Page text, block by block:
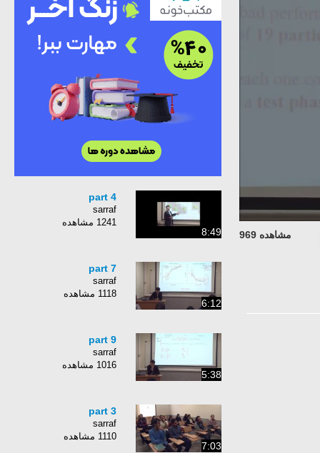
مشاهده 969 8:49
part 4
sarraf
1241 مشاهده
6:12
part 7
sarraf
1118 مشاهده
5:38
part 9
sarraf
1016 مشاهده
7:03
part 3
sarraf
1110 مشاهده